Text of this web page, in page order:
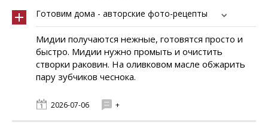
Готовим дома - авторские фото-рецепты
Мидии получаются нежные, готовятся просто и
быстро. Мидии нужно промыть и очистить
створки раковин. На оливковом масле обжарить
пару зубчиков чеснока.
2026-07-06 +